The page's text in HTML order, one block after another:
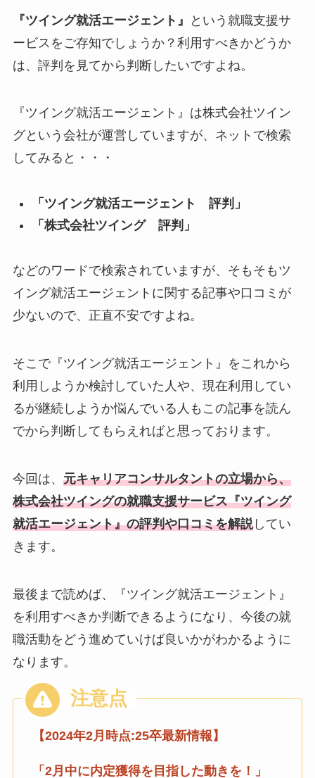
『ツイング就活エージェント』
という就職支援サ
ービスをご存知でしょうか？利用すべきかどうか
は、評判を見てから判断したいですよね。
『ツイング就活エージェント』は株式会社ツイン
グという会社が運営していますが、ネットで検索
してみると・・・
「ツイング就活エージェント 評判」
「株式会社ツイング 評判」
などのワードで検索されていますが、そもそもツ
イング就活エージェントに関する記事や口コミが
少ないので、正直不安ですよね。
そこで『ツイング就活エージェント』をこれから
利用しようか検討していた人や、現在利用してい
るが継続しようか悩んでいる人もこの記事を読ん
でから判断してもらえればと思っております。
今回は、 元キャリアコンサルタントの立場から、
株式会社ツイングの就職支援サービス『ツイング
就活エージェント』の評判や口コミを解説してい
きます。
最後まで読めば、『ツイング就活エージェント』
を利用すべきか判断できるようになり、今後の就
職活動をどう進めていけば良いかがわかるように
なります。
【2024年2月時点:25卒最新情報】
「2月中に内定獲得を目指した動きを！」